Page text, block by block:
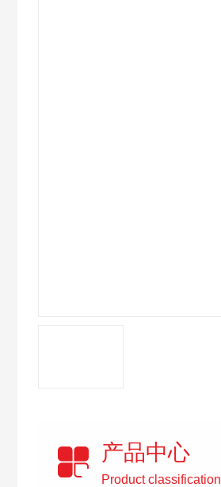
产品中心
Product classification